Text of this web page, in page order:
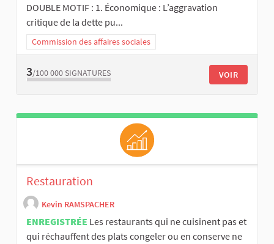
DOUBLE MOTIF : 1. Économique : L’aggravation
critique de la dette pu...
Commission des affaires sociales
3/100 000 SIGNATURES VOIR
Restauration
Kevin RAMSPACHER
ENREGISTRÉE Les restaurants qui ne cuisinent pas et
qui réchauffent des plats congeler ou en conserve ne